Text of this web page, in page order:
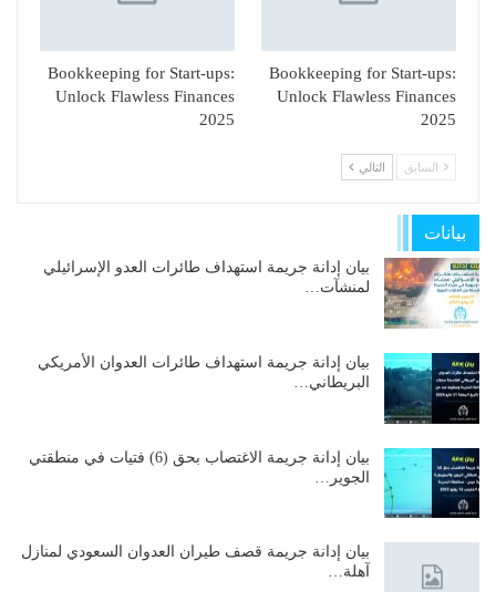
Bookkeeping for Start-ups:
Unlock Flawless Finances
2025
Bookkeeping for Start-ups:
Unlock Flawless Finances
2025
السابق التالي
بيانات
بيان إدانة جريمة استهداف طائرات العدو الإسرائيلي
لمنشآت…
بيان إدانة جريمة استهداف طائرات العدوان الأمريكي
البريطاني…
بيان إدانة جريمة الاغتصاب بحق (6) فتيات في منطقتي
الجوير…
بيان إدانة جريمة قصف طيران العدوان السعودي لمنازل
آهلة…